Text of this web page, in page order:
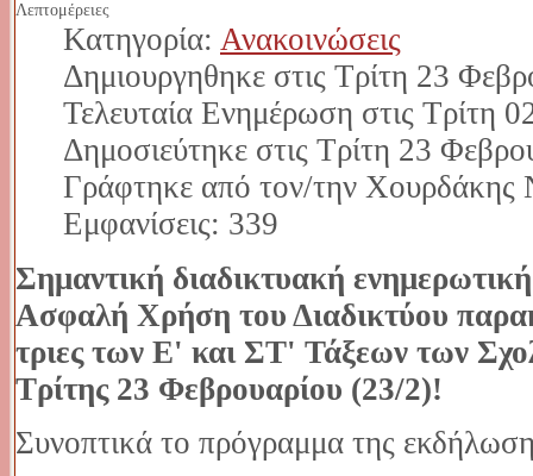
Λεπτομέρειες
Κατηγορία: Ανακοινώσεις
Δημιουργηθηκε στις Τρίτη 23
Τελευταία Ενημέρωση στις Τρίτη
Δημοσιεύτηκε στις Τρίτη 23
Γράφτηκε από τον/την Χουρδάκης
Εμφανίσεις: 339
Σημαντική διαδικτυακή
Ασφαλή Χρήση του Διαδικτύου
τριες των Ε' και ΣΤ' Τάξεων των
Τρίτης 23 Φεβρουαρίου (23/2)!
Συνοπτικά το πρόγραμμα της